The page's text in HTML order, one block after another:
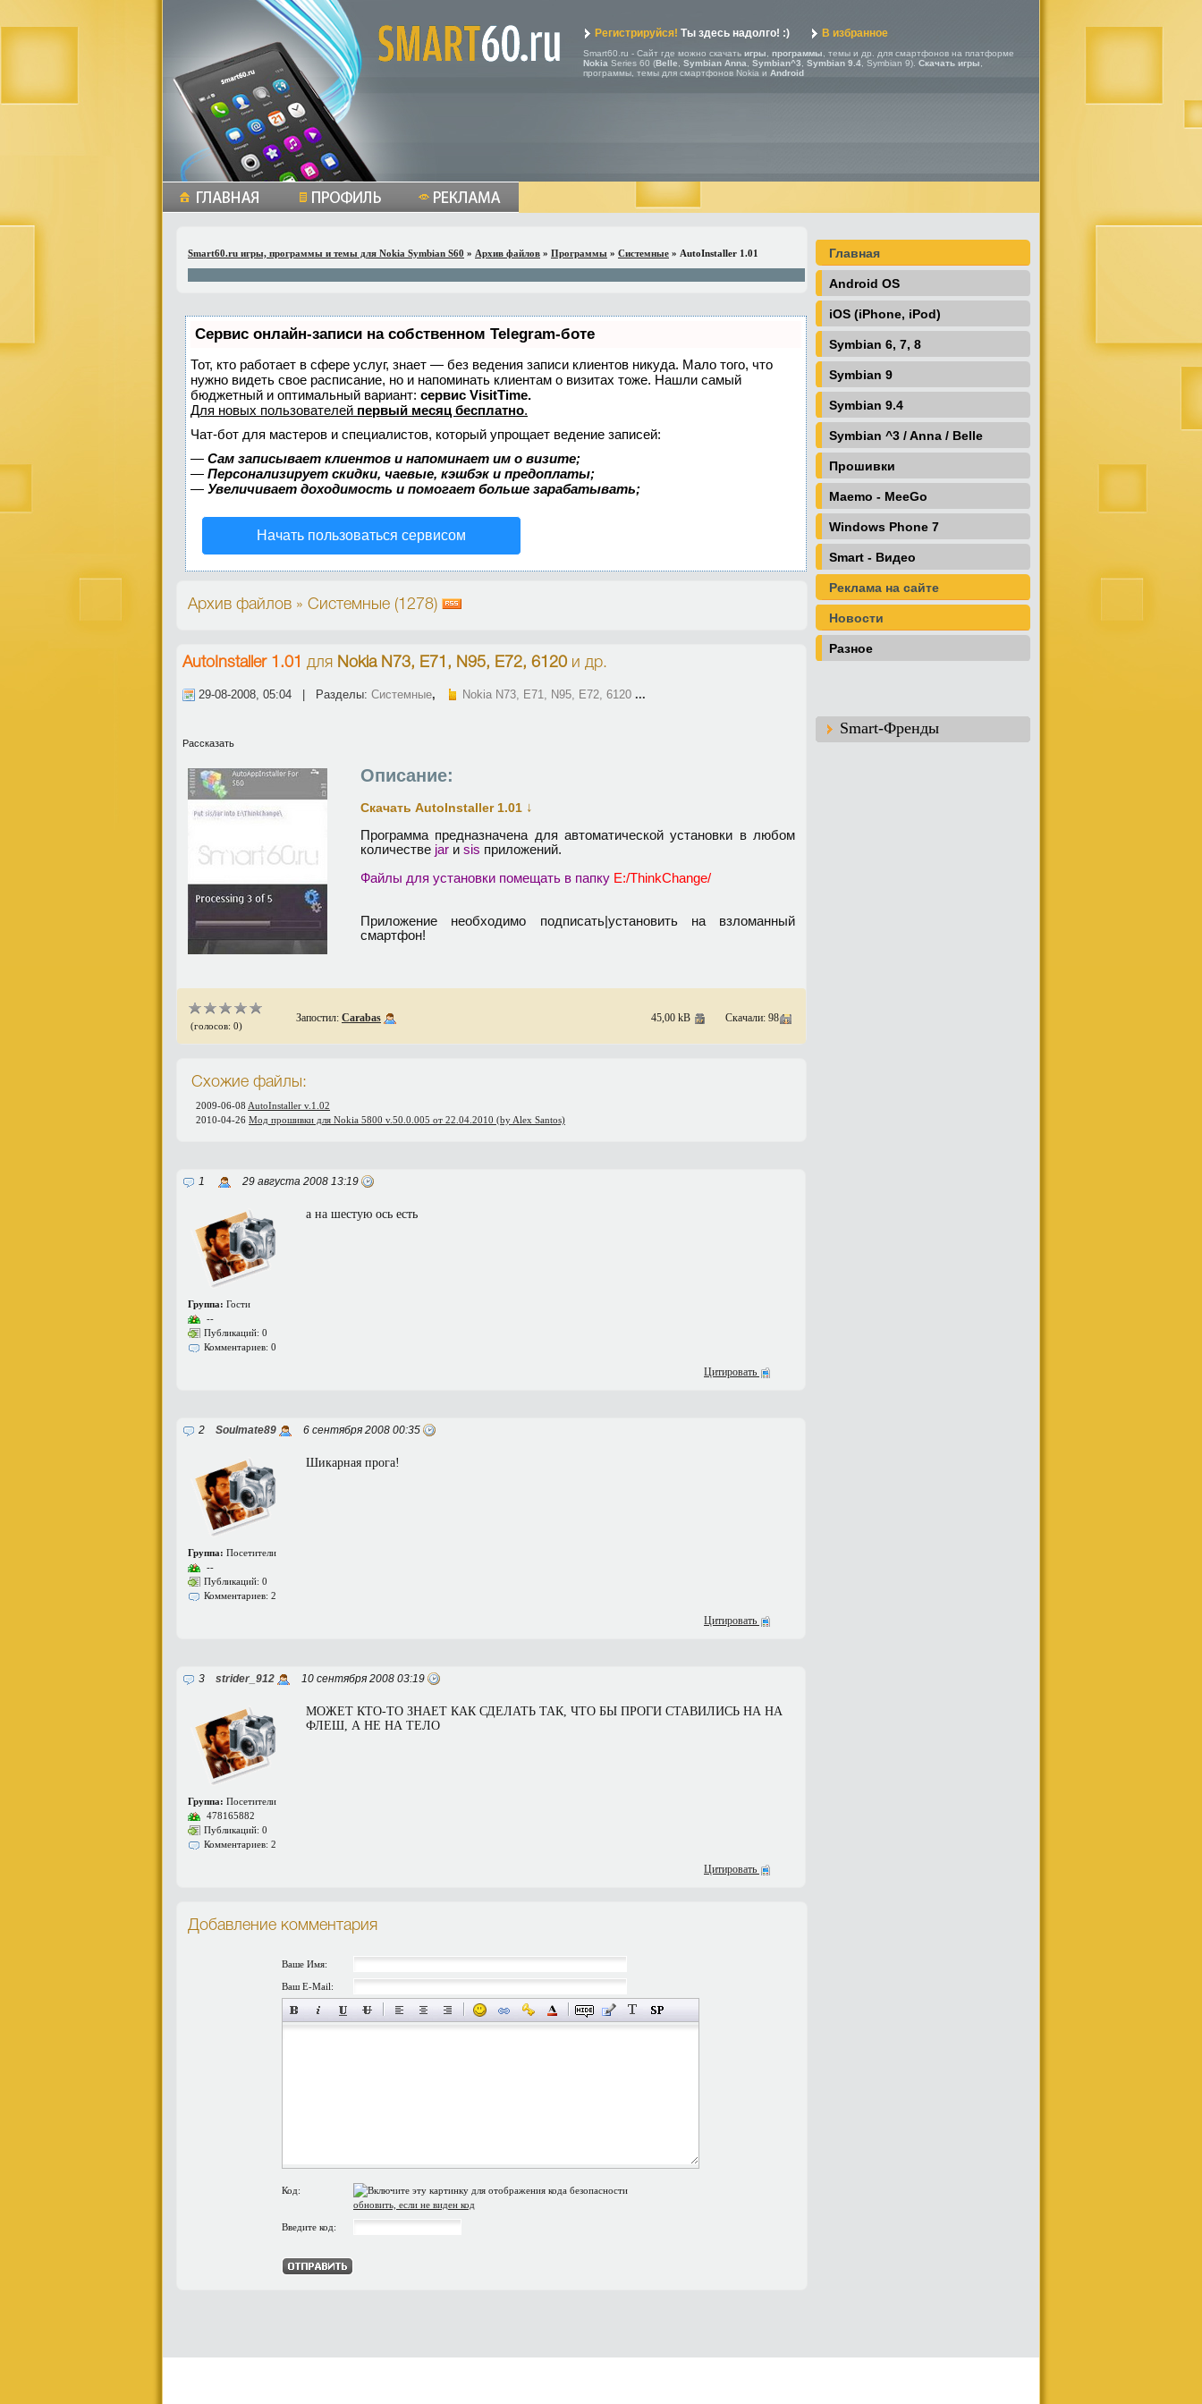
Регистрируйся! Ты здесь надолго! :) В избранное
Smart60.ru - Сайт где можно скачать игры программы , темы и др. для смартфонов на платформе
Nokia Series 60 (Belle Symbian Anna Symbian^3 Symbian 9.4 , Symbian 9). Скачать игры
программы, темы для смартфонов Nokia и Android
Smart60.ru игры, программы и темы для Nokia Symbian S60 » Архив файлов » Программы » Системные » AutoInstaller 1.01
Сервис онлайн-записи на собственном Telegram-боте
Тот, кто работает в сфере услуг, знает — без ведения записи клиентов никуда. Мало того, что
нужно видеть свое расписание, но и напоминать клиентам о визитах тоже. Нашли самый
бюджетный и оптимальный вариант: сервис VisitTime.
Для новых пользователей первый месяц бесплатно.
Чат-бот для мастеров и специалистов, который упрощает ведение записей:
— Сам записывает клиентов и напоминает им о визите;
— Персонализирует скидки, чаевые, кэшбэк и предоплаты;
— Увеличивает доходимость и помогает больше зарабатывать;
Начать пользоваться сервисом
Архив файлов » Системные (1278)
AutoInstaller 1.01 для Nokia N73, E71, N95, E72, 6120и др.
29-08-2008, 05:04 | Разделы: Системные, Nokia N73, E71, N95, E72, 6120 ...
Рассказать
Описание:
Скачать AutoInstaller 1.01 ↓
Программа предназначена для автоматической установки в любом
количестве jar и sis приложений.
Файлы для установки помещать в папку E:/ThinkChange/
Приложение необходимо подписать|установить на взломанный
смартфон!
(голосов: 0)
Запостил: Carabas 45,00 kB Скачали: 98
Схожие файлы:
2009-06-08 AutoInstaller v.1.02
2010-04-26 Мод прошивки для Nokia 5800 v.50.0.005 от 22.04.2010 (by Alex Santos)
1 29 августа 2008 13:19
Группа: Гости
--
Публикаций: 0
Комментариев: 0
а на шестую ось есть
Цитировать
2 Soulmate89 6 сентября 2008 00:35
Группа: Посетители
--
Публикаций: 0
Комментариев: 2
Шикарная прога!
Цитировать
3 strider_912 10 сентября 2008 03:19
Группа: Посетители
478165882
Публикаций: 0
Комментариев: 2
МОЖЕТ КТО-ТО ЗНАЕТ КАК СДЕЛАТЬ ТАК, ЧТО БЫ ПРОГИ СТАВИЛИСЬ НА НА
ФЛЕШ, А НЕ НА ТЕЛО
Цитировать
Добавление комментария
Ваше Имя:
Ваш E-Mail:
Код:
обновить, если не виден код
Введите код:
Главная
Android OS
iOS (iPhone, iPod)
Symbian 6, 7, 8
Symbian 9
Symbian 9.4
Symbian ^3 / Anna / Belle
Прошивки
Maemo - MeeGo
Windows Phone 7
Smart - Видео
Реклама на сайте
Новости
Разное
Smart-Френды